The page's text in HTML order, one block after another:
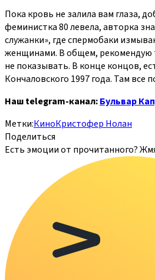
Пока кровь не залила вам глаза,
феминистка 80 левела, авторка
служанки», где спермобаки
женщинами. В общем, рекомендую
не показывать. В конце концов,
Кончаловского 1997 года. Там все
Наш telegram-канал:Бульвар
Метки:КиноКристофер Нолан
Поделиться
Есть эмоции от прочитанного?